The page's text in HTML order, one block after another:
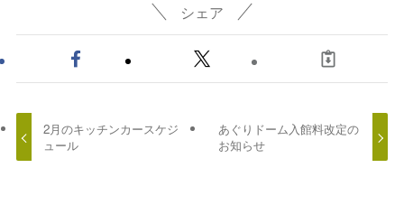
シェア
2月のキッチンカースケジ
ュール
あぐりドーム入館料改定の
お知らせ